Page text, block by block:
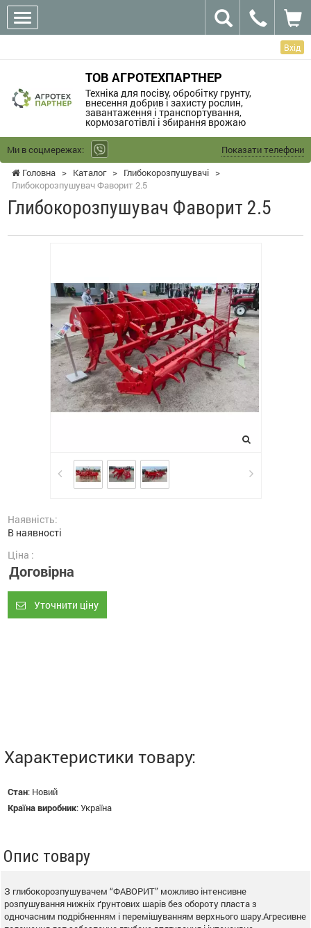
Вхід
ТОВ АГРОТЕХПАРТНЕР
Техніка для посіву, обробітку грунту,
внесення добрив і захисту рослин,
завантаження і транспортування,
кормозаготівлі і збирання врожаю
Ми в соцмережах:
Показати телефони
Головна > Каталог > Глибокорозпушувачі >
Глибокорозпушувач Фаворит 2.5
Глибокорозпушувач Фаворит 2.5
Наявність:
В наявності
Ціна :
Договірна
Уточнити ціну
Характеристики товару:
Стан: Новий
Країна виробник:Україна
Опис товару
З глибокорозпушувачем “ФАВОРИТ” можливо інтенсивне
розпушування нижніх ґрунтових шарів без обороту пласта з
одночасним подрібненням і перемішуванням верхнього шару.Агресивне